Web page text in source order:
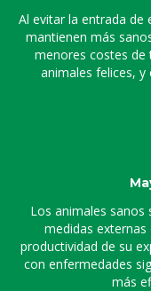
Al evitar la entrada de
mantienen más
menores costes de
animales felices,
Los animales sanos
medidas
productividad de su
con enfermedades
más